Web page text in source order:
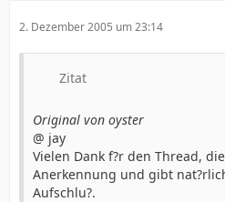
2. Dezember 2005 um 23:14
Zitat
Original von oyster
@ jay
Vielen Dank f?r den Thread,
Anerkennung und gibt
Aufschlu?.